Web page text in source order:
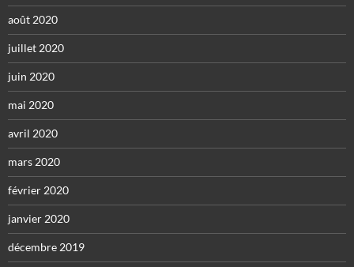
août 2020
juillet 2020
juin 2020
mai 2020
avril 2020
mars 2020
février 2020
janvier 2020
décembre 2019